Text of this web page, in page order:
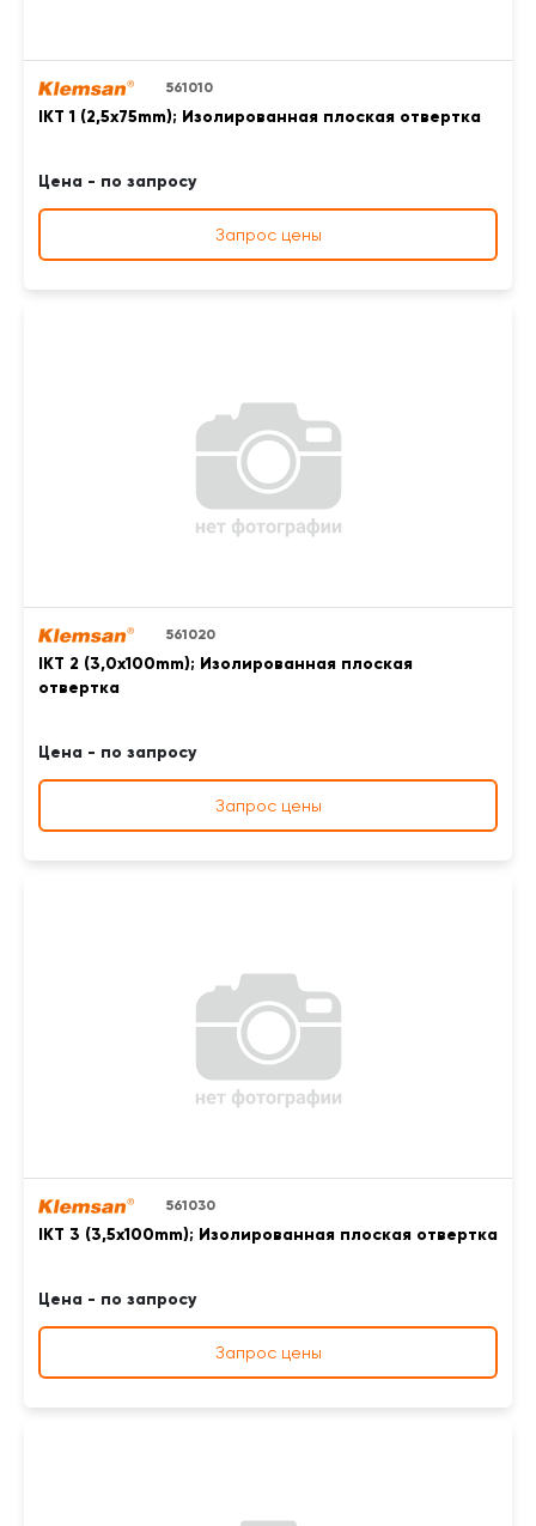
561010
IKT 1 (2,5x75mm); Изолированная плоская отвертка
Цена - по запросу
Запрос цены
561020
IKT 2 (3,0x100mm); Изолированная плоская
отвертка
Цена - по запросу
Запрос цены
561030
IKT 3 (3,5x100mm); Изолированная плоская отвертка
Цена - по запросу
Запрос цены